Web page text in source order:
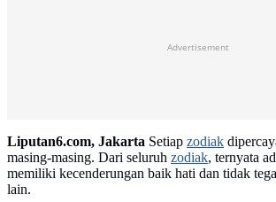
Advertisement
Liputan6.com, Jakarta Setiap zodiak
masing-masing. Dari seluruh zodiak, ternyata
memiliki kecenderungan baik hati dan tidak
lain.